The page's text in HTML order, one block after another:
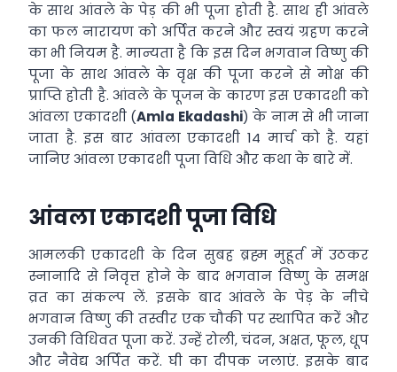
के साथ आंवले के पेड़ की भी पूजा होती है. साथ ही आंवले
का फल नारायण को अर्पित करने और स्वयं ग्रहण करने
का भी नियम है. मान्यता है कि इस दिन भगवान विष्णु की
पूजा के साथ आंवले के वृक्ष की पूजा करने से मोक्ष की
प्राप्ति होती है. आंवले के पूजन के कारण इस एकादशी को
आंवला एकादशी (Amla Ekadashi) के नाम से भी जाना
जाता है. इस बार आंवला एकादशी 14 मार्च को है. यहां
जानिए आंवला एकादशी पूजा विधि और कथा के बारे में.
आंवला एकादशी पूजा विधि
आमलकी एकादशी के दिन सुबह ब्रह्म मुहूर्त में उठकर
स्नानादि से निवृत्त होने के बाद भगवान विष्णु के समक्ष
व्रत का संकल्प लें. इसके बाद आंवले के पेड़ के नीचे
भगवान विष्णु की तस्वीर एक चौकी पर स्थापित करें और
उनकी विधिवत पूजा करें. उन्हें रोली, चंदन, अक्षत, फूल, धूप
और नैवेद्य अर्पित करें. घी का दीपक जलाएं. इसके बाद